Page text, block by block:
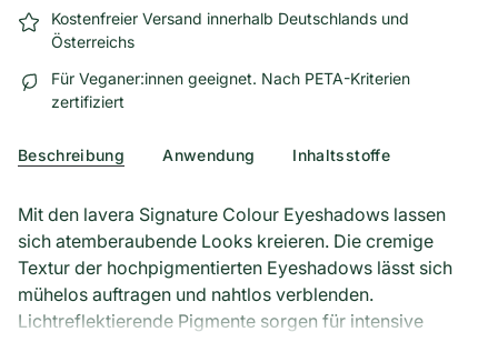
Kostenfreier Versand innerhalb Deutschlands und
Österreichs
Für Veganer:innen geeignet. Nach PETA-Kriterien
zertifiziert
Beschreibung Anwendung Inhaltsstoffe
Mit den lavera Signature Colour Eyeshadows lassen
sich atemberaubende Looks kreieren. Die cremige
Textur der hochpigmentierten Eyeshadows lässt sich
mühelos auftragen und nahtlos verblenden.
Lichtreflektierende Pigmente sorgen für intensive